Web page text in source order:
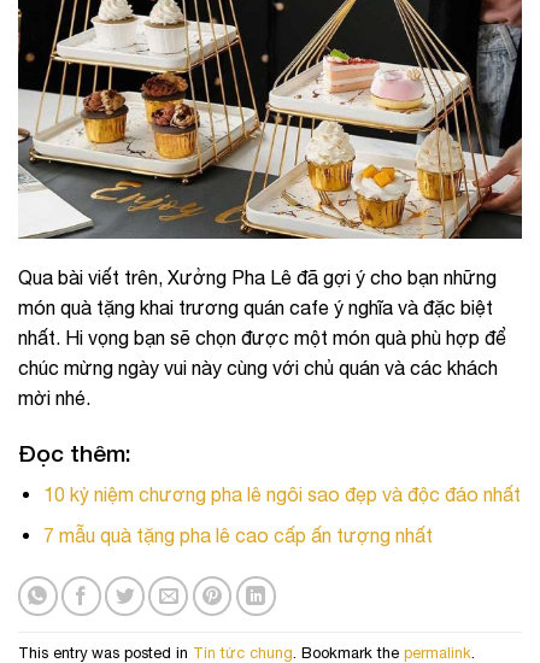
Qua bài viết trên, Xưởng Pha Lê đã gợi ý cho bạn những
món quà tặng khai trương quán cafe ý nghĩa và đặc biệt
nhất. Hi vọng bạn sẽ chọn được một món quà phù hợp để
chúc mừng ngày vui này cùng với chủ quán và các khách
mời nhé.
Đọc thêm:
10 kỷ niệm chương pha lê ngôi sao đẹp và độc đáo nhất
7 mẫu quà tặng pha lê cao cấp ấn tượng nhất
This entry was posted in Tin tức chung . Bookmark the permalink